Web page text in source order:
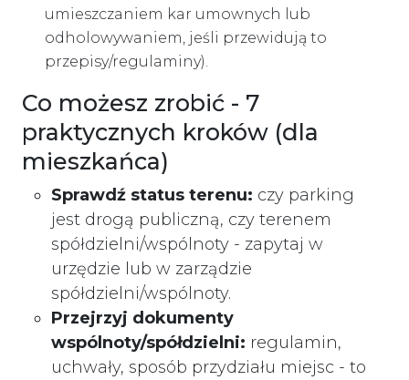
umieszczaniem kar umownych lub
odholowywaniem, jeśli przewidują to
przepisy/regulaminy).
Co możesz zrobić - 7
praktycznych kroków (dla
mieszkańca)
Sprawdź status terenu: czy parking
jest drogą publiczną, czy terenem
spółdzielni/wspólnoty - zapytaj w
urzędzie lub w zarządzie
spółdzielni/wspólnoty.
Przejrzyj dokumenty
wspólnoty/spółdzielni: regulamin,
uchwały, sposób przydziału miejsc - to